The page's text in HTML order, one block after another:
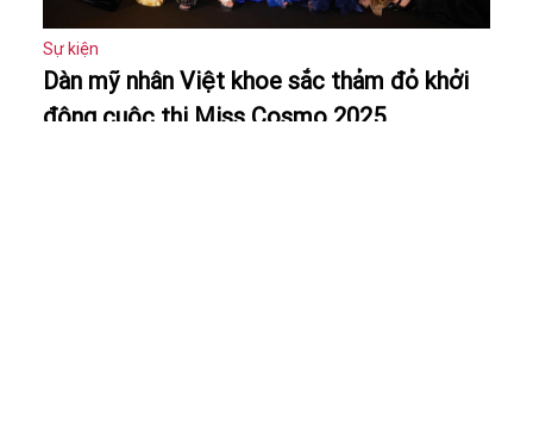
Sự kiện
Dàn mỹ nhân Việt khoe sắc thảm đỏ khởi
động cuộc thi Miss Cosmo 2025